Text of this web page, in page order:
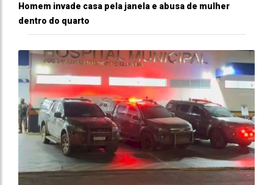
Homem invade casa pela janela e abusa de mulher
dentro do quarto